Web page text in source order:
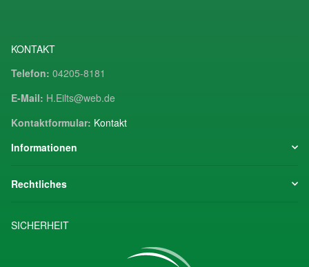
KONTAKT
Telefon: 04205-8181
E-Mail: H.Eilts@web.de
Kontaktformular: Kontakt
Informationen
Rechtliches
SICHERHEIT